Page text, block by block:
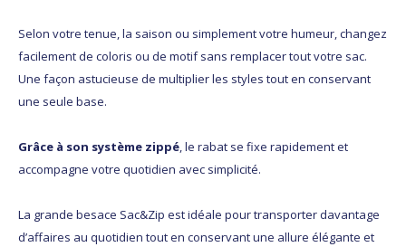
Selon votre tenue, la saison ou simplement votre humeur, changez
facilement de coloris ou de motif sans remplacer tout votre sac.
Une façon astucieuse de multiplier les styles tout en conservant
une seule base.
Grâce à son système zippé, le rabat se fixe rapidement et
accompagne votre quotidien avec simplicité.
La grande besace Sac&Zip est idéale pour transporter davantage
d’affaires au quotidien tout en conservant une allure élégante et